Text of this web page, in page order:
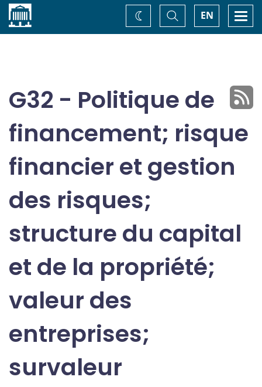
Accueil EN
Basculer
la
recherche
Changez
de
G32 - Politique de
financement; risque
financier et gestion
des risques;
structure du capital
et de la propriété;
valeur des
entreprises;
survaleur